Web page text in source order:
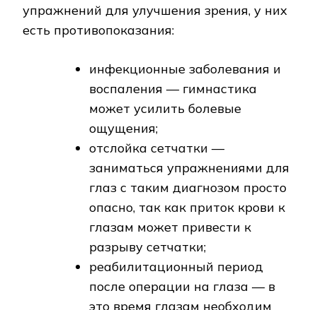
упражнений для улучшения зрения, у них
есть противопоказания:
инфекционные заболевания и
воспаления — гимнастика
может усилить болевые
ощущения;
отслойка сетчатки —
заниматься упражнениями для
глаз с таким диагнозом просто
опасно, так как приток крови к
глазам может привести к
разрыву сетчатки;
реабилитационный период
после операции на глаза — в
это время глазам необходим